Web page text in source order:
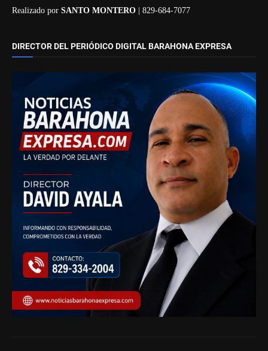
Realizado por SANTO MONTERO | 829-684-7077
DIRECTOR DEL PERIÓDICO DIGITAL BARAHONA EXPRESA